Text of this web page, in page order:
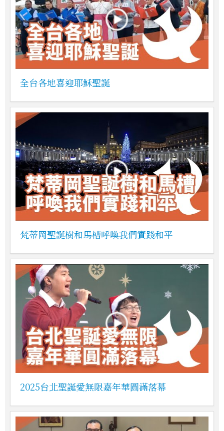
全台各地喜迎耶穌聖誕
梵蒂岡聖誕樹和馬槽呼喚我們實踐和平
2025台北聖誕愛無限嘉年華圓滿落幕